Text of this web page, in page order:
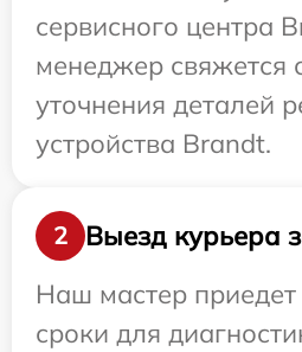
сервисного центра
менеджер свяжется
уточнения деталей
устройства Brandt.
2
Выезд курьера
Наш мастер
сроки для